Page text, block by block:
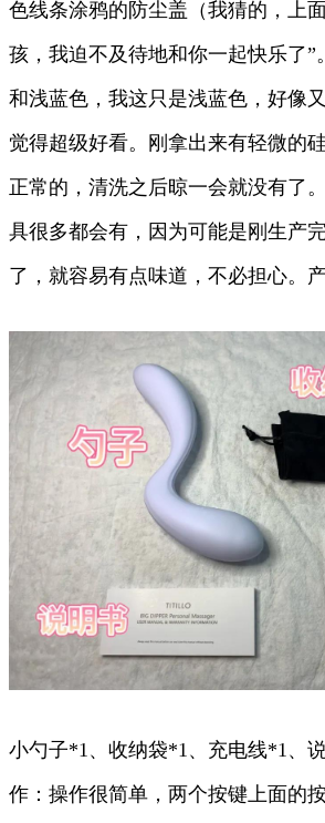
色线条涂鸦的防尘盖（我猜的，上
孩，我迫不及待地和你一起快乐了”
和浅蓝色，我这只是浅蓝色，好像
觉得超级好看。刚拿出来有轻微的
正常的，清洗之后晾一会就没有了
具很多都会有，因为可能是刚生产
了，就容易有点味道，不必担心。
小勺子*1、收纳袋*1、充电线*1、
作：操作很简单，两个按键上面的